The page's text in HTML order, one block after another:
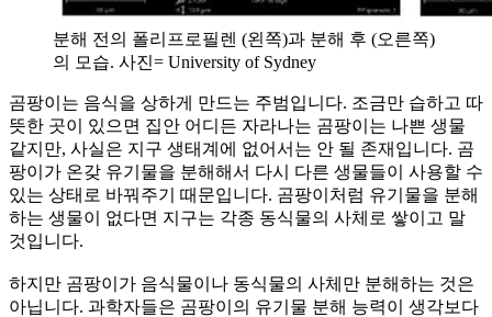
분해 전의 폴리프로필렌 (왼쪽)과 분해 후 (오른쪽)
의 모습. 사진= University of Sydney
곰팡이는 음식을 상하게 만드는 주범입니다. 조금만 습하고 따
뜻한 곳이 있으면 집안 어디든 자라나는 곰팡이는 나쁜 생물
같지만, 사실은 지구 생태계에 없어서는 안 될 존재입니다. 곰
팡이가 온갖 유기물을 분해해서 다시 다른 생물들이 사용할 수
있는 상태로 바꿔주기 때문입니다. 곰팡이처럼 유기물을 분해
하는 생물이 없다면 지구는 각종 동식물의 사체로 쌓이고 말
것입니다.
하지만 곰팡이가 음식물이나 동식물의 사체만 분해하는 것은
아닙니다. 과학자들은 곰팡이의 유기물 분해 능력이 생각보다